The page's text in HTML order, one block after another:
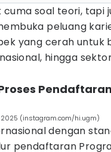
cuma soal teori,
peluang
yang cerah untuk
hingga
2025 (instagram.com/hi.ugm)
dengan
pendaftaran